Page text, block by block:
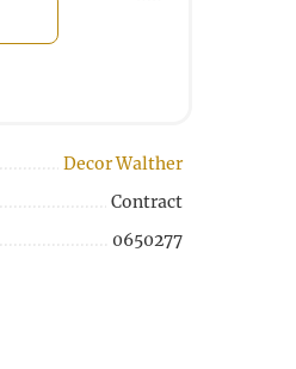
Decor Walther
Contract
0650277